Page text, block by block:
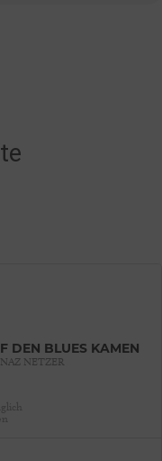
DEN BLUES KAMEN
NETZER